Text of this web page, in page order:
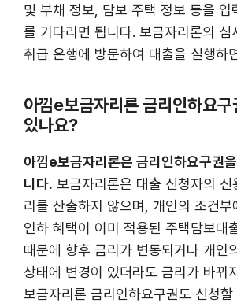
및 부채 정보, 담보 주택 정보 등을 입
를 기다리면 됩니다. 보금자리론의 심
취급 은행에 방문하여 대출을 실행하
아낌e보금자리론 금리인하요구
있나요?
아낌e보금자리론은 금리인하요구권
니다. 보금자리론은 대출 신청자의 신
리를 산출하지 않으며, 개인의 조건부
인하 혜택이 이미 적용된 주택담보대
때문에 향후 금리가 변동되거나 개인
상태에 변경이 있더라도 금리가 바뀌
보금자리론 금리인하요구권도 신청할